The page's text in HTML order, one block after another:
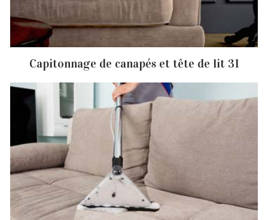
Capitonnage de canapés et tête de lit 31